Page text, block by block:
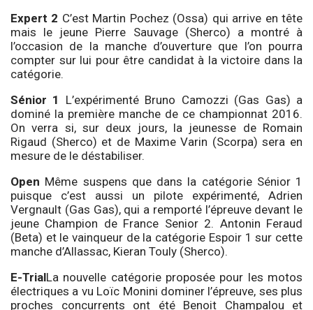
Expert 2 C’est Martin Pochez (Ossa) qui arrive en tête
mais le jeune Pierre Sauvage (Sherco) a montré à
l’occasion de la manche d’ouverture que l’on pourra
compter sur lui pour être candidat à la victoire dans la
catégorie.
Sénior 1
L’expérimenté Bruno Camozzi (Gas Gas) a
dominé la première manche de ce championnat 2016.
On verra si, sur deux jours, la jeunesse de Romain
Rigaud (Sherco) et de Maxime Varin (Scorpa) sera en
mesure de le déstabiliser.
Open Même suspens que dans la catégorie Sénior 1
puisque c’est aussi un pilote expérimenté, Adrien
Vergnault (Gas Gas), qui a remporté l’épreuve devant le
jeune Champion de France Senior 2. Antonin Feraud
(Beta) et le vainqueur de la catégorie Espoir 1 sur cette
manche d’Allassac, Kieran Touly (Sherco).
E-TrialLa nouvelle catégorie proposée pour les motos
électriques a vu Loïc Monini dominer l’épreuve, ses plus
proches concurrents ont été Benoit Champalou et